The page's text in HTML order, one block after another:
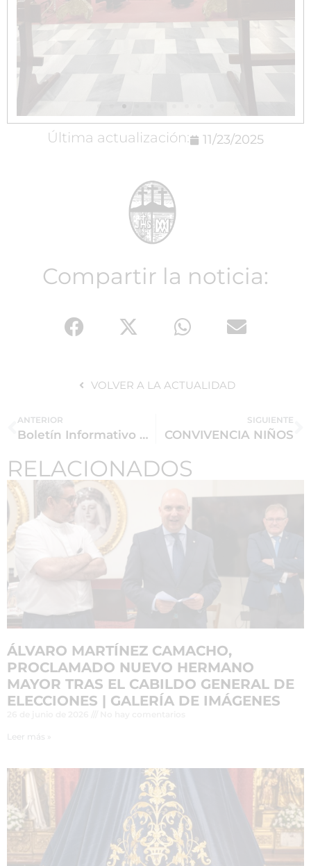
Última actualización: 11/23/2025
Compartir la noticia:
VOLVER A LA ACTUALIDAD
ANTERIOR
Boletín Informativo noviembre 2025
SIGUIENTE
CONVIVENCIA NIÑOS
RELACIONADOS
ÁLVARO MARTÍNEZ CAMACHO,
PROCLAMADO NUEVO HERMANO
MAYOR TRAS EL CABILDO GENERAL DE
ELECCIONES | GALERÍA DE IMÁGENES
Leer más »